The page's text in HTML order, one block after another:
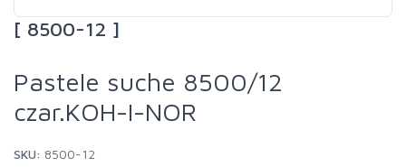
[ 8500-12 ]
Pastele suche 8500/12
czar.KOH-I-NOR
SKU: 8500-12